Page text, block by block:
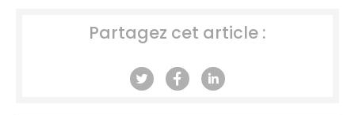
Partagez cet article :